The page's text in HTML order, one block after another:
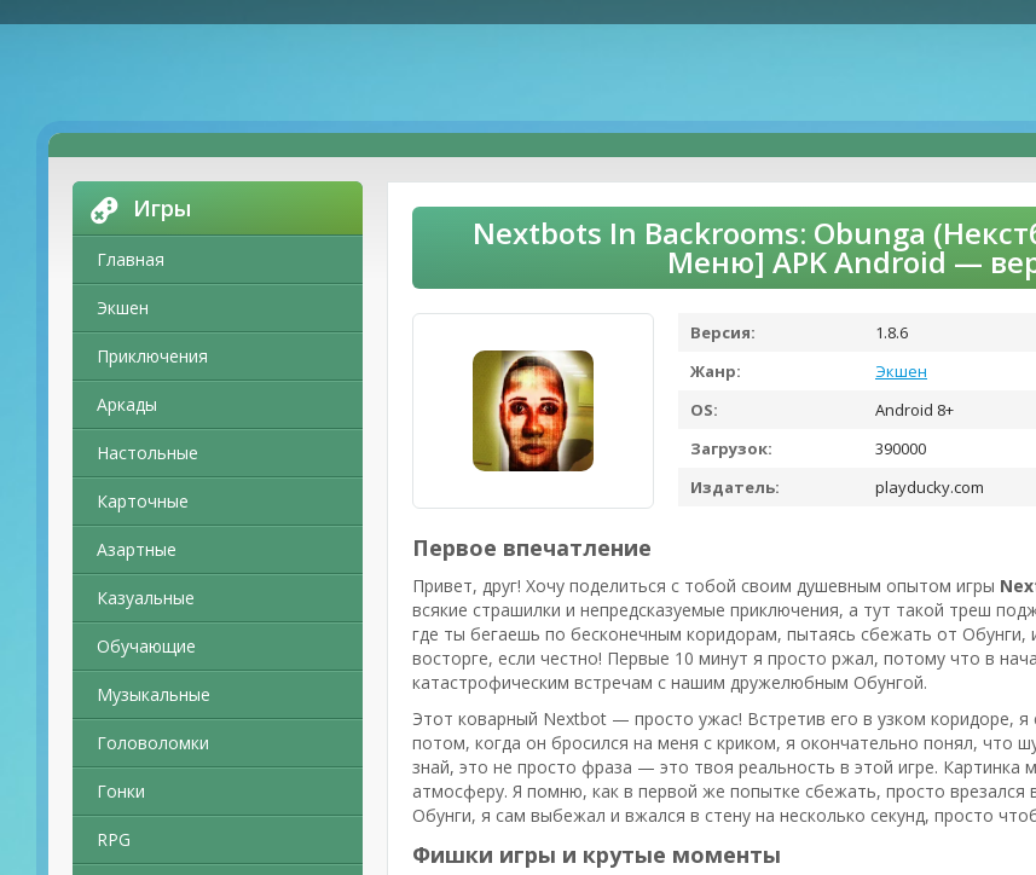
Игры
Главная
Экшен
Приключения
Аркады
Настольные
Карточные
Азартные
Казуальные
Обучающие
Музыкальные
Головоломки
Гонки
RPG
Nextbots In Backrooms: Obunga
Меню] APK Android —
Версия:
1.8.6
Жанр:
Экшен
OS:
Android 8+
Загрузок:
390000
Издатель:
playducky.com
Первое впечатление
Привет, друг! Хочу поделиться с тобой своим душевным опытом игры
всякие страшилки и непредсказуемые приключения, а тут такой треш
где ты бегаешь по бесконечным коридорам, пытаясь сбежать от
восторге, если честно! Первые 10 минут я просто ржал, потому что в
катастрофическим встречам с нашим дружелюбным Обунгой.
Этот коварный Nextbot — просто ужас! Встретив его в узком коридоре,
потом, когда он бросился на меня с криком, я окончательно понял, что
знай, это не просто фраза — это твоя реальность в этой игре. Картинка
атмосферу. Я помню, как в первой же попытке сбежать, просто
Обунги, я сам выбежал и вжался в стену на несколько секунд, просто
Фишки игры и крутые моменты